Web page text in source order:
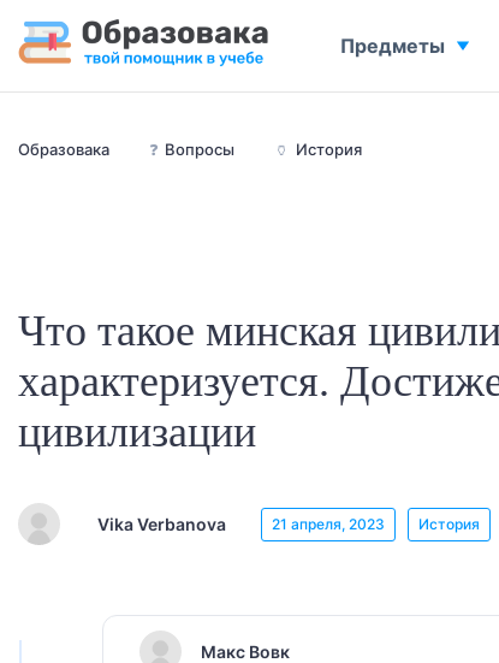
Образовака ❓ Вопросы 🏺 История
Что такое минская
характеризуется.
цивилизации
Vika Verbanova 21 апреля, 2023 История
Макс Вовк
Предметы